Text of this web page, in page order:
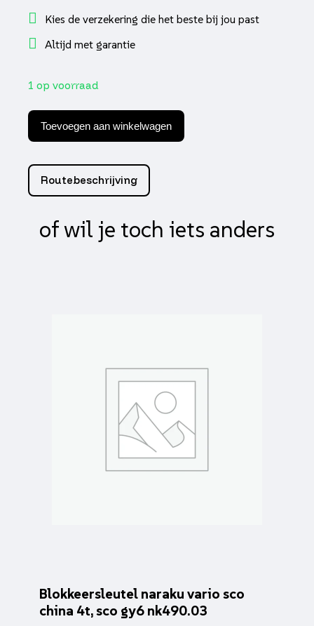
Kies de verzekering die het beste bij jou past
Altijd met garantie
1 op voorraad
oliekeerring
krukas
links
32x20x6
aantal
Toevoegen aan winkelwagen
Routebeschrijving
of wil je toch iets anders
Blokkeersleutel naraku vario sco
china 4t, sco gy6 nk490.03